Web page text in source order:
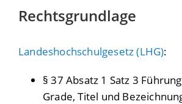
Rechtsgrundlage
Landeshochschulgesetz (LHG):
§ 37 Absatz 1 Satz 3
Grade, Titel und